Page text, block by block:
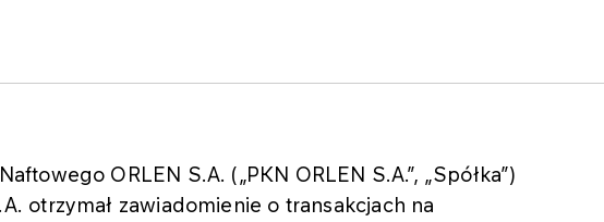
ORLEN S.A. („PKN ORLEN S.A.”, „Spółka”)
otrzymał zawiadomienie o transakcjach na